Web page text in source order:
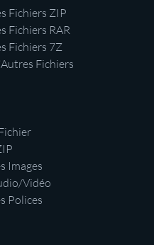
Fichiers ZIP
Fichiers RAR
Fichiers 7Z
Fichiers
Images
Vidéo
Polices